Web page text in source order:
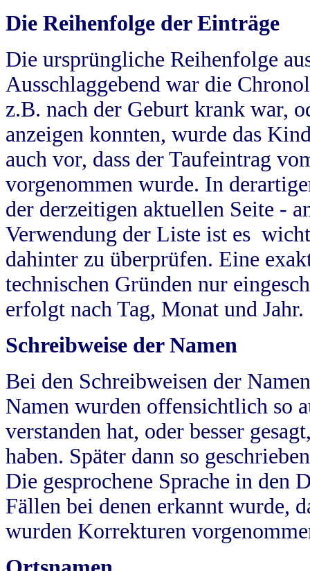
Die Reihenfolge der Einträge
Die ursprüngliche Reihenfolge
Ausschlaggebend war die
z.B. nach der Geburt krank war,
anzeigen konnten, wurde das
auch vor, dass der Taufeintrag
vorgenommen wurde. In
der derzeitigen aktuellen Seite -
Verwendung der Liste ist es
dahinter zu überprüfen. Eine
technischen Gründen nur
erfolgt nach Tag, Monat und Jahr.
Schreibweise der Namen
Bei den Schreibweisen der
Namen wurden offensichtlich so
verstanden hat, oder besser
haben. Später dann so
Die gesprochene Sprache in
Fällen bei denen erkannt wurde,
wurden Korrekturen